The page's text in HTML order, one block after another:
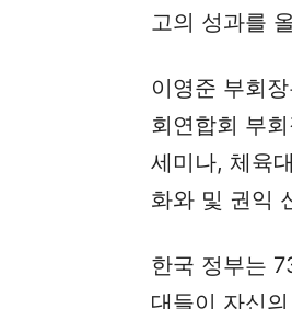
고의 성과를
이영준 부회
회연합회 부
세미나, 체육
화와 및 권익
한국 정부는
대들이 자신